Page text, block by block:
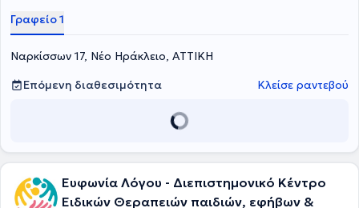
ενεργό μέρος της θεραπευτικής διαδικασίας, καθώς στηρίζουμε
συνολικά το οικογενειακό πλαίσιο μαζί με το παιδί.Διεπιστημονικά
υπεύθυνη του κέντρου είναι η Χριστίνα Σταράκη, Λογοθεραπεύτρια
BSc και Εκπαιδευτική Ψυχολόγος MSc, με εξειδίκευση στην
ανάπτυξη λόγου, επικοινωνίας, μάθησης και συναισθηματικής
ενδυνάμωσης. Το κέντρο απευθύνεται σε παιδιά ηλικίας 2 έως 15
προσαρμοσμένα στις ανάγκες κάθε παιδιού.Οι υπηρεσίες μας
διαπαιδαγώγηση – μαθησιακές δυσκολίες, με βάση σύγχρονες
επιστημονικές προσεγγίσεις και διεπιστημονική συνεργασία.Με
σταθερή προσήλωση στη διαρκή επιστημονική εξέλιξη, έχει
Γραφείο 1
Ναρκίσσων 17, Νέο Ηράκλειο, ΑΤΤΙΚΗ
Επόμενη διαθεσιμότητα
Κλείσε ραντεβού
Ευφωνία Λόγου - Διεπιστημονικό Kέντρο
Ειδικών Θεραπειών παιδιών, εφήβων &